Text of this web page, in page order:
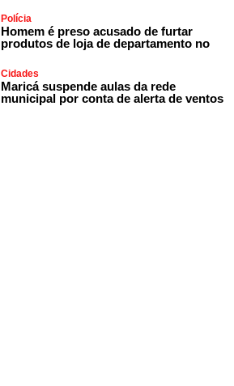
Polícia
Homem é preso acusado de furtar
produtos de loja de departamento no
Cidades
Maricá suspende aulas da rede
municipal por conta de alerta de ventos